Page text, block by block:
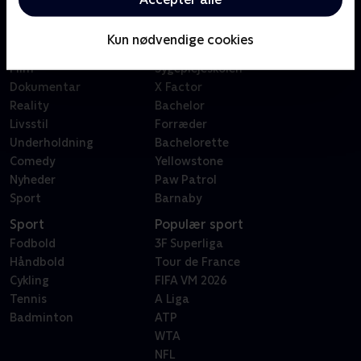
Kun nødvendige cookies
Kategorier
Film
Dokumentar
Reality
Livsstil
Underholdning
Comedy
Nyheder
Sport
Badehotellet
Sygeplejeskolen
X Factor
Bachelor
Forræder
Bachelorette
Yellowstone
Paw Patrol
Barnaby
Sport
Fodbold
Håndbold
Cykling
Tennis
Badminton
Populær sport
3F Superliga
Tour de France
FIFA VM 2026
A Liga
ATP
WTA
NFL